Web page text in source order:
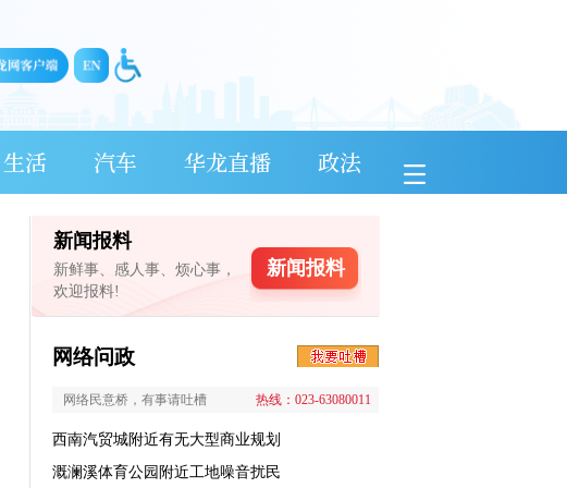
生活 汽车 华龙直播 政法
新闻报料
新鲜事、感人事、烦心事，
欢迎报料!
新闻报料
网络问政
网络民意桥，有事请吐槽 热线：023-63080011
西南汽贸城附近有无大型商业规划
溉澜溪体育公园附近工地噪音扰民